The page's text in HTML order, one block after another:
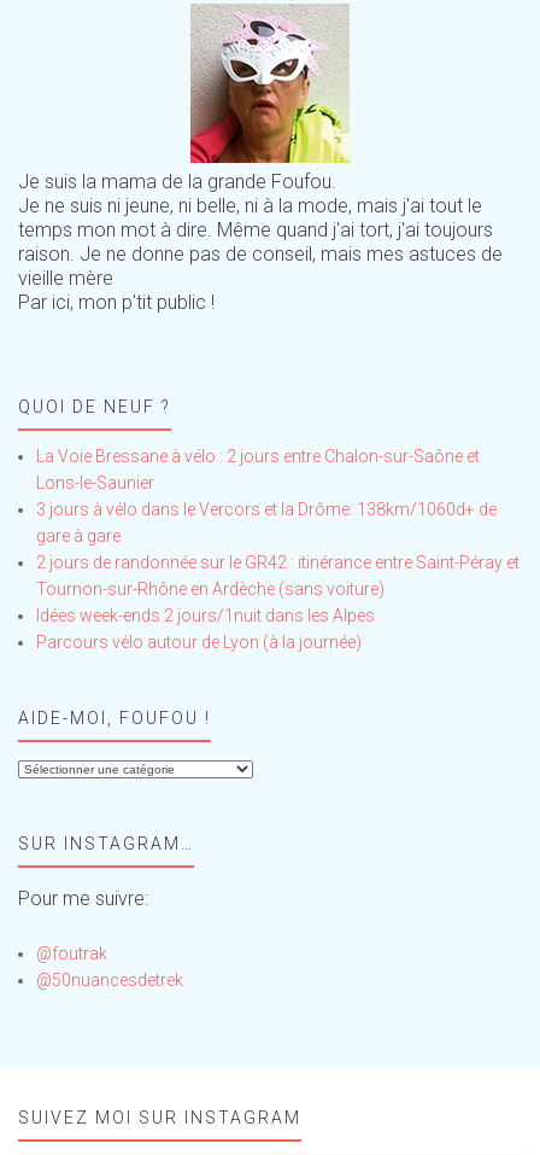
Je suis la mama de la grande Foufou.
Je ne suis ni jeune, ni belle, ni à la mode, mais j'ai tout le
temps mon mot à dire. Même quand j'ai tort, j'ai toujours
raison. Je ne donne pas de conseil, mais mes astuces de
vieille mère
Par ici, mon p'tit public !
QUOI DE NEUF ?
La Voie Bressane à vélo : 2 jours entre Chalon-sur-Saône et
Lons-le-Saunier
3 jours à vélo dans le Vercors et la Drôme: 138km/1060d+ de
gare à gare
2 jours de randonnée sur le GR42 : itinérance entre Saint-Péray et
Tournon-sur-Rhône en Ardèche (sans voiture)
Idées week-ends 2 jours/1nuit dans les Alpes
Parcours vélo autour de Lyon (à la journée)
AIDE-MOI, FOUFOU !
Aide-
!SUR INSTAGRAM…
Pour me suivre:
@foutrak
@50nuancesdetrek
SUIVEZ MOI SUR INSTAGRAM